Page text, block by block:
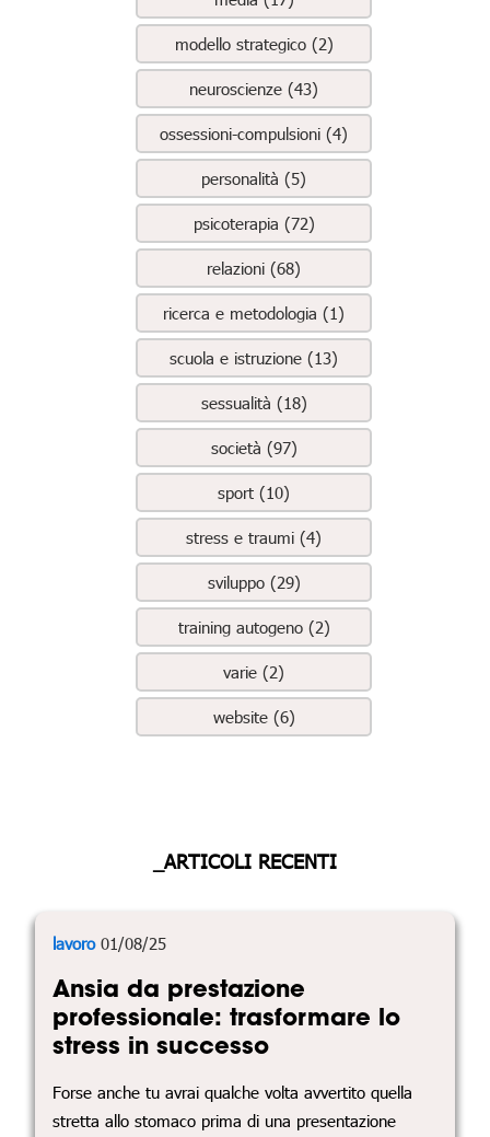
modello strategico (2)
neuroscienze (43)
ossessioni-compulsioni (4)
personalità (5)
psicoterapia (72)
relazioni (68)
ricerca e metodologia (1)
scuola e istruzione (13)
sessualità (18)
società (97)
sport (10)
stress e traumi (4)
sviluppo (29)
training autogeno (2)
varie (2)
website (6)
_ARTICOLI RECENTI
lavoro01/08/25
Ansia da prestazione
professionale: trasformare lo
stress in successo
Forse anche tu avrai qualche volta avvertito quella
stretta allo stomaco prima di una presentazione